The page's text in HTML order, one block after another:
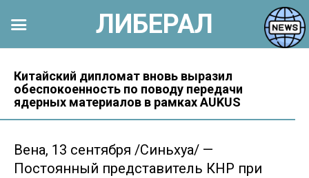
контенту
Китайский дипломат вновь выразил
обеспокоенность по поводу передачи
ядерных материалов в рамках AUKUS
Вена, 13 сентября /Синьхуа/ —
Постоянный представитель КНР при
ЛИБЕРАЛ